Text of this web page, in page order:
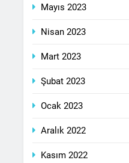
Mayıs 2023
Nisan 2023
Mart 2023
Şubat 2023
Ocak 2023
Aralık 2022
Kasım 2022